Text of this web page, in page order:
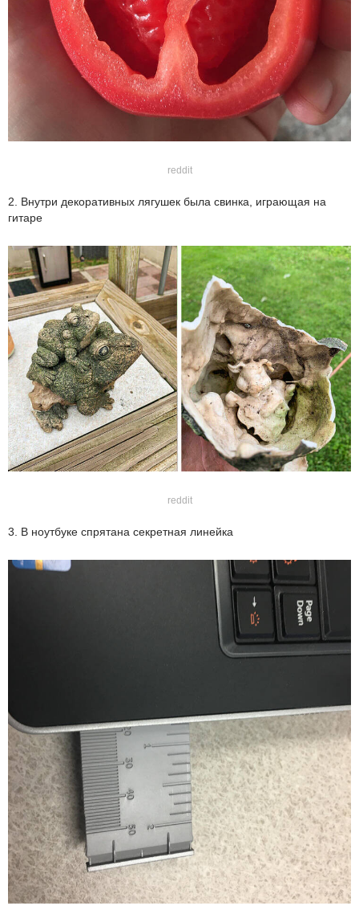
reddit
2. Внутри декоративных лягушек была свинка, играющая на
гитаре
reddit
3. В ноутбуке спрятана секретная линейка